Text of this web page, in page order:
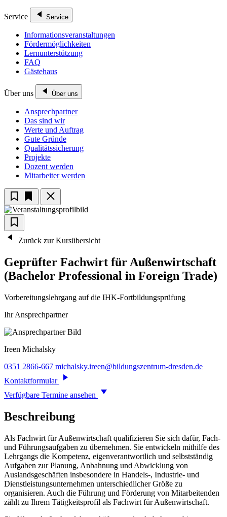
Service Service
Informationsveranstaltungen
Fördermöglichkeiten
Lernunterstützung
FAQ
Gästehaus
Über uns Über uns
Ansprechpartner
Das sind wir
Werte und Auftrag
Gute Gründe
Qualitätssicherung
Projekte
Dozent werden
Mitarbeiter werden
Zurück zur Kursübersicht
Geprüfter Fachwirt für Außenwirtschaft
(Bachelor Professional in Foreign Trade)
Vorbereitungslehrgang auf die IHK-Fortbildungsprüfung
Ihr Ansprechpartner
Ireen Michalsky
0351 2866-667 michalsky.ireen@bildungszentrum-dresden.de
Kontaktformular
Verfügbare Termine ansehen
Beschreibung
Als Fachwirt für Außenwirtschaft qualifizieren Sie sich dafür, Fach-
und Führungsaufgaben zu übernehmen. Sie entwickeln mithilfe des
Lehrgangs die Kompetenz, eigenverantwortlich und selbstständig
Aufgaben zur Planung, Anbahnung und Abwicklung von
Auslandsgeschäften insbesondere in Handels-, Industrie- und
Dienstleistungsunternehmen unterschiedlicher Größe zu
organisieren. Auch die Führung und Förderung von Mitarbeitenden
zählt zu Ihrem Tätigkeitsprofil als Fachwirt für Außenwirtschaft.